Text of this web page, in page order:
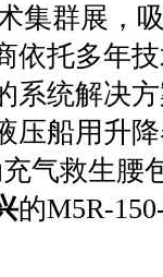
集群展，
依托多年
系统解决
压船用升
气救生腰
的M5R-